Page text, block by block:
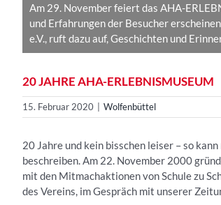
Am 29. November feiert das AHA-
und Erfahrungen der Besucher
e.V., ruft dazu auf, Geschichten und
20 JAHRE AHA-ERLEBNISMUSEUM
15. Februar 2020 Wolfenbüttel
20 Jahre und kein bisschen leiser – so
beschreiben. Am 22. November 2000
mit den Mitmachaktionen von Schule zu
des Vereins, im Gespräch mit unserer